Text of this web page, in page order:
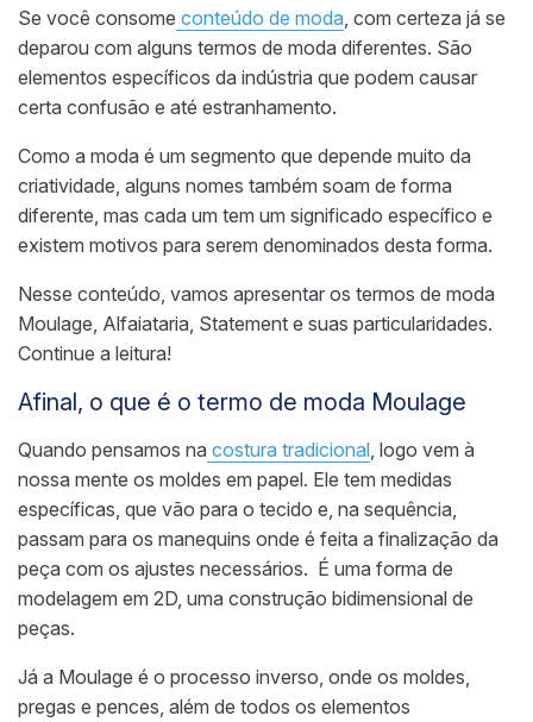
Se você consome conteúdo de moda , com certeza já se
deparou com alguns termos de moda diferentes. São
elementos específicos da indústria que podem causar
certa confusão e até estranhamento.
Como a moda é um segmento que depende muito da
criatividade, alguns nomes também soam de forma
diferente, mas cada um tem um significado específico e
existem motivos para serem denominados desta forma.
Nesse conteúdo, vamos apresentar os termos de moda
Moulage, Alfaiataria, Statement e suas particularidades.
Continue a leitura!
Afinal, o que é o termo de moda Moulage
Quando pensamos na costura tradicional , logo vem à
nossa mente os moldes em papel. Ele tem medidas
específicas, que vão para o tecido e, na sequência,
passam para os manequins onde é feita a finalização da
peça com os ajustes necessários. É uma forma de
modelagem em 2D, uma construção bidimensional de
peças.
Já a Moulage é o processo inverso, onde os moldes,
pregas e pences, além de todos os elementos